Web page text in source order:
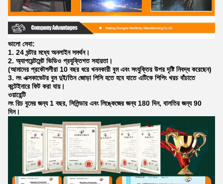
ভালো সেবা:
1. 24 ঘন্টার মধ্যে অনলাইন সমর্থন।
2. অ্যাপয়েন্টমেন্ট ভিডিও প্রযুক্তিগত সহায়তা।
(আমাদের প্রকৌশলীরা 10 বছর ধরে খননকারী বুম এবং সংযুক্তির উপর দৃষ্টি নিবদ্ধ করেছেন)
3. লং এক্সকাভেটর বুম দুই/তিন জোড়া পিসি হতে হবে যাতে এটিকে শিপিং খরচ বাঁচাতে
কন্টেইনারে ফিট করা যায়।
ওয়ারেন্টি
লং রিচ বুমের জন্য 1 বছর, সিলিন্ডার এবং লিঙ্কেজের জন্য 180 দিন, বালতির জন্য 90
দিন।